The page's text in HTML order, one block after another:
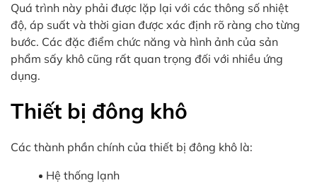
Quá trình này phải được lặp lại với các thông số nhiệt
độ, áp suất và thời gian được xác định rõ ràng cho từng
bước. Các đặc điểm chức năng và hình ảnh của sản
phẩm sấy khô cũng rất quan trọng đối với nhiều ứng
dụng.
Thiết bị đông khô
Các thành phần chính của thiết bị đông khô là:
Hệ thống lạnh